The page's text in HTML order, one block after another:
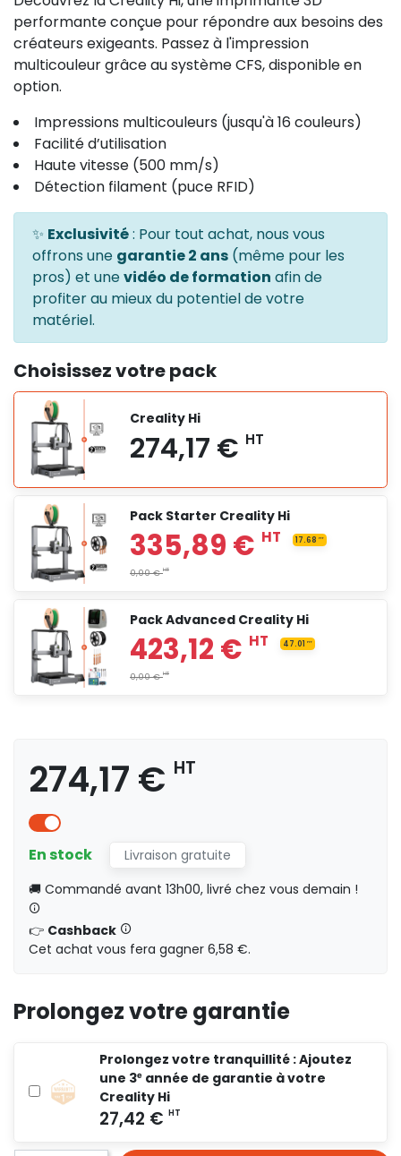
performante conçue pour répondre aux besoins des
créateurs exigeants. Passez à l'impression
multicouleur grâce au système CFS, disponible en
option.
Impressions multicouleurs (jusqu'à 16 couleurs)
Facilité d’utilisation
Haute vitesse (500 mm/s)
Détection filament (puce RFID)
✨ Exclusivité: Pour tout achat, nous vous
offrons une garantie 2 ans (même pour les
pros) et unevidéo de formation afin de
profiter au mieux du potentiel de votre
matériel.
Choisissez votre pack
Creality Hi
274,17 €
Pack Starter Creality Hi
335,89 €
Pack Advanced Creality Hi
423,12 €
274,17 € HT
En stock
Livraison gratuite
🚚 Commandé avant 13h00, livré chez vous demain !
👉 Cashback
Cet achat vous fera gagner 6,58 €.
Prolongez votre garantie
Prolongez votre tranquillité : Ajoutez
une 3ᵉ année de garantie à votre
Creality Hi